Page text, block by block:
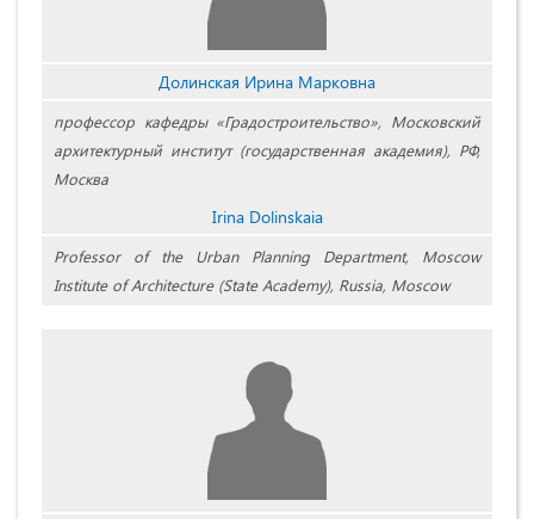
Долинская Ирина Марковна
профессор кафедры «Градостроительство», Московский
архитектурный институт (государственная академия), РФ,
Москва
Irina Dolinskaia
Professor of the Urban Planning Department, Moscow
Institute of Architecture (State Academy), Russia, Moscow